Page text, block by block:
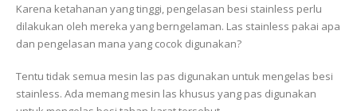
Karena ketahanan yang tinggi, pengelasan besi stainless perlu
dilakukan oleh mereka yang berngelaman. Las stainless pakai apa
dan pengelasan mana yang cocok digunakan?
Tentu tidak semua mesin las pas digunakan untuk mengelas besi
stainless. Ada memang mesin las khusus yang pas digunakan